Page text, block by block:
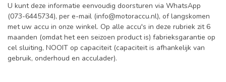
U kunt deze informatie eenvoudig doorsturen via WhatsApp
(073-6445734), per e-mail (info@motoraccu.nl), of langskomen
met uw accu in onze winkel. Op alle accu's in deze rubriek zit 6
maanden (omdat het een seizoen product is) fabrieksgarantie op
cel sluiting, NOOIT op capaciteit (capaciteit is afhankelijk van
gebruik, onderhoud en acculader).